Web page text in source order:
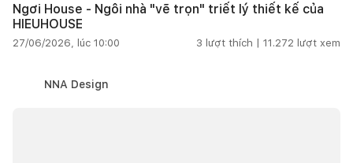
Ngơi House - Ngôi nhà "vẽ trọn" triết lý thiết kế của
HIEUHOUSE
27/06/2026, lúc 10:00 3 lượt thích | 11.272 lượt xem
NNA Design